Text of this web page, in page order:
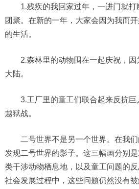
1.残疾的我回家过年，一进门就
团聚。在新的一年，大家会因为我而
的生活。
2.森林里的动物围在一起庆祝，
大陆。
3.工厂里的童工们联合起来反抗
越狱战。
二号世界不是另一个世界。在我
发现二号世界的影子。这三幅画分别
类干涉动物栖息地，以及童工问题的
社会发展过程中，这些问题仍然没有